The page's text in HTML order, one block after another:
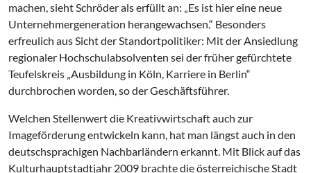
machen, sieht Schröder als erfüllt an: „Es ist hier eine neue
Unternehmergeneration herangewachsen.“ Besonders
erfreulich aus Sicht der Standortpolitiker: Mit der Ansiedlung
regionaler Hochschulabsolventen sei der früher gefürchtete
Teufelskreis „Ausbildung in Köln, Karriere in Berlin“
durchbrochen worden, so der Geschäftsführer.
Welchen Stellenwert die Kreativwirtschaft auch zur
Imageförderung entwickeln kann, hat man längst auch in den
deutschsprachigen Nachbarländern erkannt. Mit Blick auf das
Kulturhauptstadtjahr 2009 brachte die österreichische Stadt